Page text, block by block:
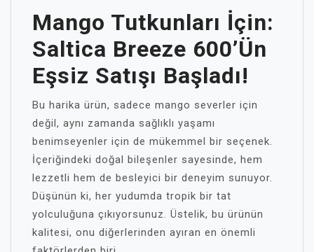
Mango Tutkunları İçin:
Saltica Breeze 600’ün
Eşsiz Satışı Başladı!
Bu harika ürün, sadece mango severler için
değil, aynı zamanda sağlıklı yaşamı
benimseyenler için de mükemmel bir seçenek.
İçeriğindeki doğal bileşenler sayesinde, hem
lezzetli hem de besleyici bir deneyim sunuyor.
Düşünün ki, her yudumda tropik bir tat
yolculuğuna çıkıyorsunuz. Üstelik, bu ürünün
kalitesi, onu diğerlerinden ayıran en önemli